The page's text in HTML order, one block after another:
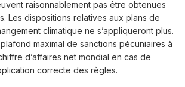
raisonnablement pas être obtenues
Les dispositions relatives aux plans de
climatique ne s’appliqueront plus.
maximal de sanctions pécuniaires à
d’affaires net mondial en cas de
correcte des règles.